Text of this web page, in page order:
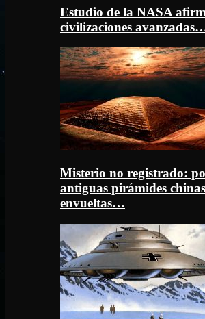
Estudio de la NASA
civilizaciones
Misterio no registrado:
antiguas pirámides
envueltas…